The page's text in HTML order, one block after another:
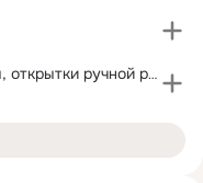
Мамины сокровища, альбомы, открытки ручной работы